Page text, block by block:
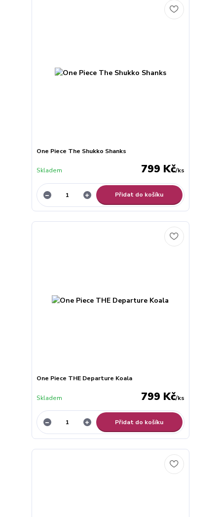
One Piece The Shukko Shanks
799 Kč/ks
Skladem
Přidat do košíku
One Piece THE Departure Koala
799 Kč/ks
Skladem
Přidat do košíku